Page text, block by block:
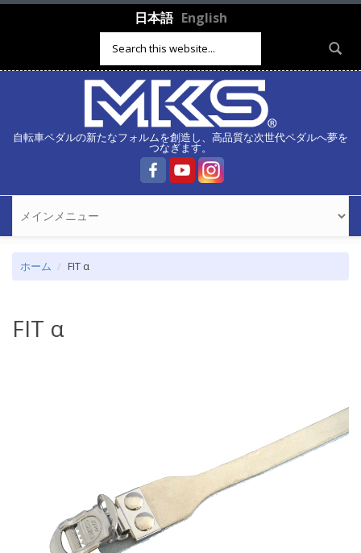
メインコンテンツに移動日本語 English
検索フォーム
自転車ペダルの新たなフォルムを創造し、高品質な次世代ペダルへ夢を
つなぎます。
ホーム FIT α
FIT α